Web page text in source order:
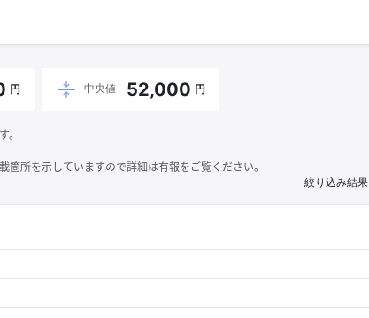
円 中央値 52,000 円
所を示していますので詳細は有報をご覧ください。
絞り込み結果